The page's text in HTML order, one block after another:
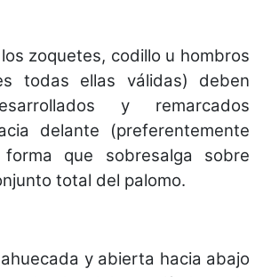
zoquetes, codillo u hombros
todas ellas válidas) deben
y remarcados
delante (preferentemente
que sobresalga sobre
total del palomo.
y abierta hacia abajo